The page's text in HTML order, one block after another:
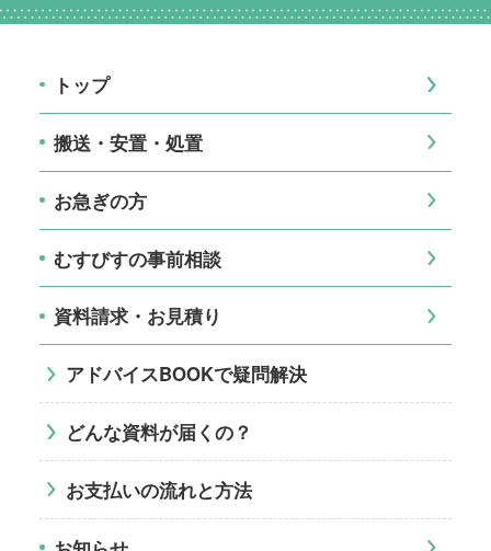
トップ
搬送・安置・処置
お急ぎの方
むすびすの事前相談
資料請求・お見積り
アドバイスBOOKで疑問解決
どんな資料が届くの？
お支払いの流れと方法